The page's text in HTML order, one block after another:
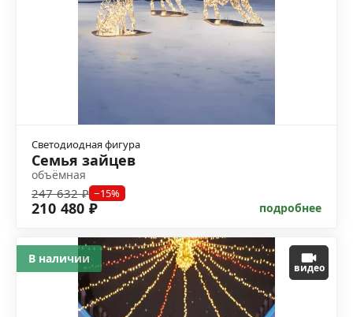
Светодиодная фигура
Семья зайцев
объёмная
247 632 ₽ −15%
210 480 ₽ подробнее
видео
В наличии